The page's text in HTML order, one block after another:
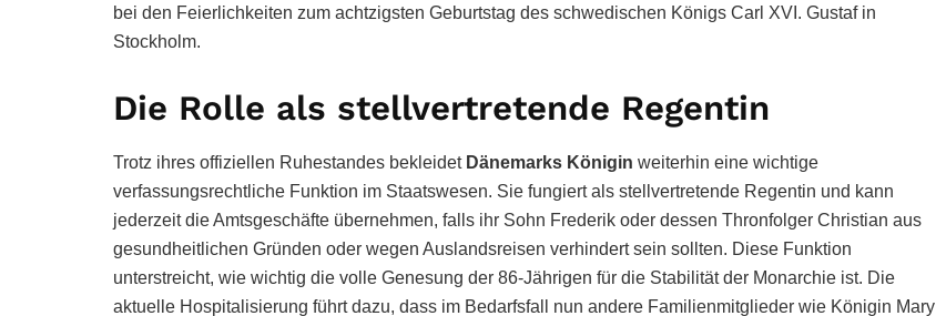
bei den Feierlichkeiten zum achtzigsten Geburtstag des schwedischen Königs Carl XVI. Gustaf in
Stockholm.
Die Rolle als stellvertretende Regentin
Trotz ihres offiziellen Ruhestandes bekleidet Dänemarks Königin weiterhin eine wichtige
verfassungsrechtliche Funktion im Staatswesen. Sie fungiert als stellvertretende Regentin und kann
jederzeit die Amtsgeschäfte übernehmen, falls ihr Sohn Frederik oder dessen Thronfolger Christian aus
gesundheitlichen Gründen oder wegen Auslandsreisen verhindert sein sollten. Diese Funktion
unterstreicht, wie wichtig die volle Genesung der 86-Jährigen für die Stabilität der Monarchie ist. Die
aktuelle Hospitalisierung führt dazu, dass im Bedarfsfall nun andere Familienmitglieder wie Königin Mary